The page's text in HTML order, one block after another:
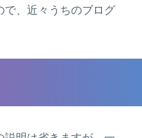
で、近々うちのブログ